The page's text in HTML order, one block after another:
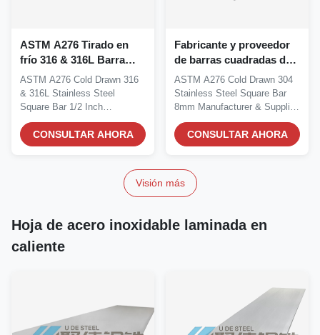
ASTM A276 Tirado en
frío 316 & 316L Barra
cuadrada de acero
inoxidable de 1/2
pulgada Fabricante y
proveedor
ASTM A276 Cold Drawn 316
& 316L Stainless Steel
Square Bar 1/2 Inch
Manufacturer &...
CONSULTAR AHORA
Fabricante y proveedor
de barras cuadradas de
acero inoxidable 304
trefiladas en frío ASTM
A276
ASTM A276 Cold Drawn 304
Stainless Steel Square Bar
8mm Manufacturer & Supplier
Material...
CONSULTAR AHORA
Visión más
Hoja de acero inoxidable laminada en
caliente